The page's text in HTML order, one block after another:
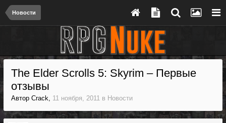
Новости
The Elder Scrolls 5: Skyrim – Первые
отзывы
Автор Crack, 11 ноября, 2011 в Новости